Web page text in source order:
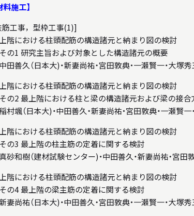
料施工】
工事，型枠工事(1)]
階における柱頭配筋の構造諸元と納まり図の検討
の1 研究主旨および対象とした構造諸元の概要
田善久（日本大)・新妻尚祐・宮田敦典・一瀬賢一・大塚
階における柱頭配筋の構造諸元と納まり図の検討
の2 最上階における柱と梁の構造諸元および梁の接
村颯（日本大)・中田善久・新妻尚祐・宮田敦典・一瀬賢
階における柱頭配筋の構造諸元と納まり図の検討
の3 最上階の柱主筋の定着に関する検討
砂和樹（建材試験センター)・中田善久・新妻尚祐・宮田
階における柱頭配筋の構造諸元と納まり図の検討
の4 最上階の梁主筋の定着に関する検討
妻尚祐（日本大)・中田善久・宮田敦典・一瀬賢一・大塚